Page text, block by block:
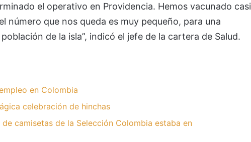
el operativo en Providencia. Hemos vacunado casi
número que nos queda es muy pequeño, para una
de la isla”, indicó el jefe de la cartera de Salud.
en Colombia
celebración de hinchas
camisetas de la Selección Colombia estaba en